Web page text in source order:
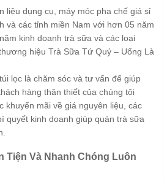
liệu dụng cụ, máy móc pha chế giá sỉ
và các tỉnh miền Nam với hơn 05 năm
kinh doanh trà sữa và các loại
hiệu Trà Sữa Tứ Quý – Uống Là
lọc là chăm sóc và tư vấn để giúp
hàng thân thiết của chúng tôi
khuyến mãi về giá nguyên liệu, các
quyết kinh doanh giúp quán trà sữa
Tiện Và Nhanh Chóng Luôn